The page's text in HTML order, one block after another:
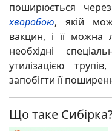
поширюється
хворобою, якій
вакцин, і її можна
необхідні
утилізацією
запобігти її
Що таке